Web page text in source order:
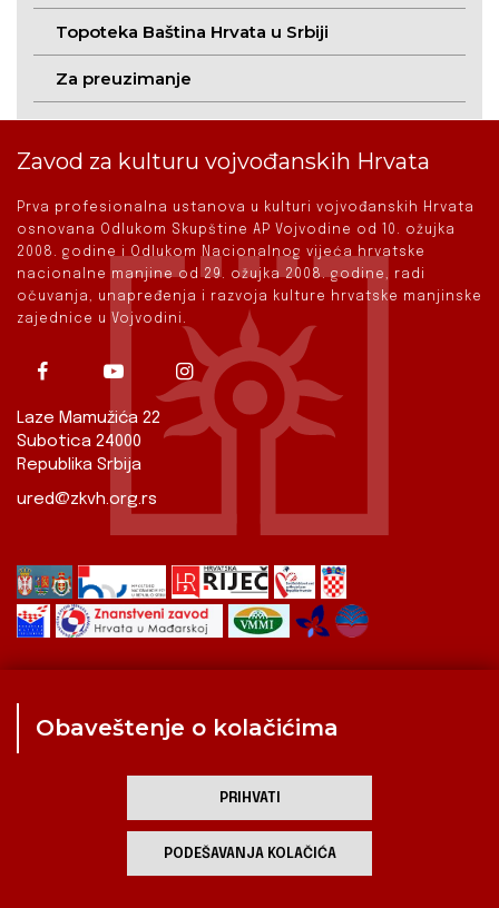
Topoteka Baština Hrvata u Srbiji
Za preuzimanje
Zavod za kulturu vojvođanskih Hrvata
Prva profesionalna ustanova u kulturi vojvođanskih Hrvata
osnovana Odlukom Skupštine AP Vojvodine od 10. ožujka
2008. godine i Odlukom Nacionalnog vijeća hrvatske
nacionalne manjine od 29. ožujka 2008. godine, radi
očuvanja, unapređenja i razvoja kulture hrvatske manjinske
zajednice u Vojvodini.
Laze Mamužića 22
Subotica 24000
Republika Srbija
ured@zkvh.org.rs
Kulturna scena
Zavod za kulturu vojvođanskih Hrvata
Obaveštenje o kolačićima
PRIHVATI
PODEŠAVANJA KOLAČIĆA